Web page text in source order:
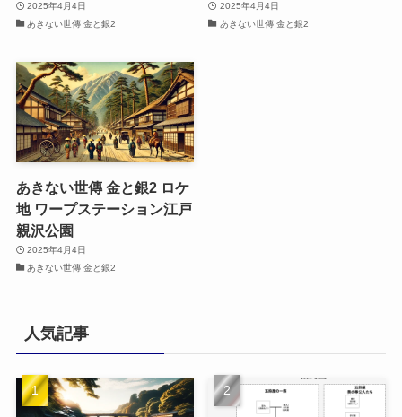
2025年4月4日
あきない世傳 金と銀2
2025年4月4日
あきない世傳 金と銀2
あきない世傳 金と銀2 ロケ
地 ワープステーション江戸
親沢公園
2025年4月4日
あきない世傳 金と銀2
人気記事